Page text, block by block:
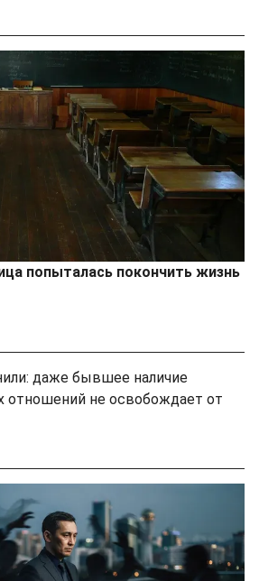
попыталась покончить жизнь
даже бывшее наличие
отношений не освобождает от